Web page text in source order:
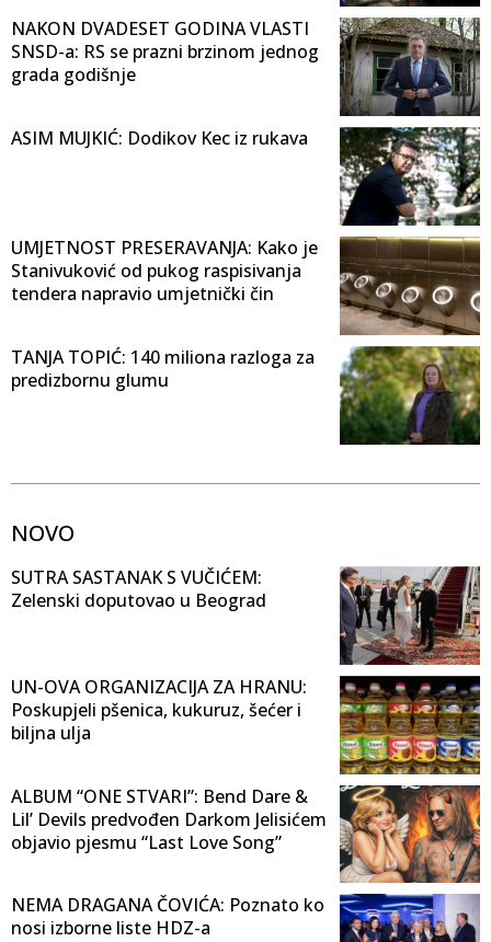
NAKON DVADESET GODINA VLASTI
SNSD-a: RS se prazni brzinom jednog
grada godišnje
ASIM MUJKIĆ: Dodikov Kec iz rukava
UMJETNOST PRESERAVANJA: Kako je
Stanivuković od pukog raspisivanja
tendera napravio umjetnički čin
TANJA TOPIĆ: 140 miliona razloga za
predizbornu glumu
NOVO
SUTRA SASTANAK S VUČIĆEM:
Zelenski doputovao u Beograd
UN-OVA ORGANIZACIJA ZA HRANU:
Poskupjeli pšenica, kukuruz, šećer i
biljna ulja
ALBUM “ONE STVARI”: Bend Dare &
Lil’ Devils predvođen Darkom Jelisićem
objavio pjesmu “Last Love Song”
NEMA DRAGANA ČOVIĆA: Poznato ko
nosi izborne liste HDZ-a